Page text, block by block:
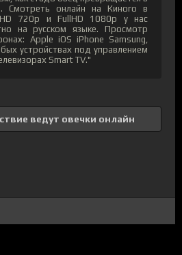
Смотреть онлайн на Киного в
720p и FullHD 1080p у нас
на русском языке. Просмотр
Apple iOS iPhone Samsung,
устройствах под управлением
Smart TV."
ведут овечки онлайн